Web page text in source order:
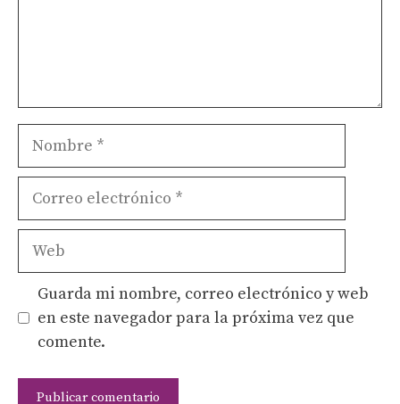
Nombre
Correo
Web
Guarda mi nombre, correo electrónico y web
en este navegador para la próxima vez que
comente.